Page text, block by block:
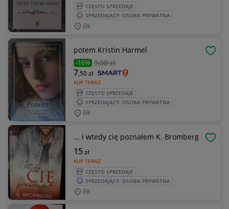
CZĘSTO SPRZEDAJE
SPRZEDAJĄCY: OSOBA PRYWATNA
Ełk
potem Kristin Harmel
-16% 9,00 zł
KUP TERAZ
7,50zł
CZĘSTO SPRZEDAJE
SPRZEDAJĄCY: OSOBA PRYWATNA
Ełk
... i wtedy cię poznałem K. Bromberg
KUP TERAZ
15zł
CZĘSTO SPRZEDAJE
SPRZEDAJĄCY: OSOBA PRYWATNA
Ełk